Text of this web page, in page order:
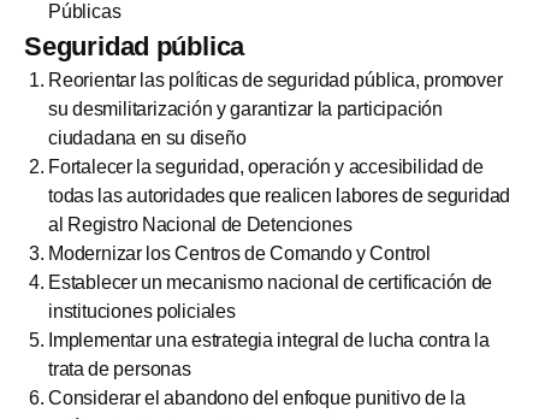
Públicas
Seguridad pública
Reorientar las políticas de seguridad pública, promover
su desmilitarización y garantizar la participación
ciudadana en su diseño
Fortalecer la seguridad, operación y accesibilidad de
todas las autoridades que realicen labores de seguridad
al Registro Nacional de Detenciones
Modernizar los Centros de Comando y Control
Establecer un mecanismo nacional de certificación de
instituciones policiales
Implementar una estrategia integral de lucha contra la
trata de personas
Considerar el abandono del enfoque punitivo de la